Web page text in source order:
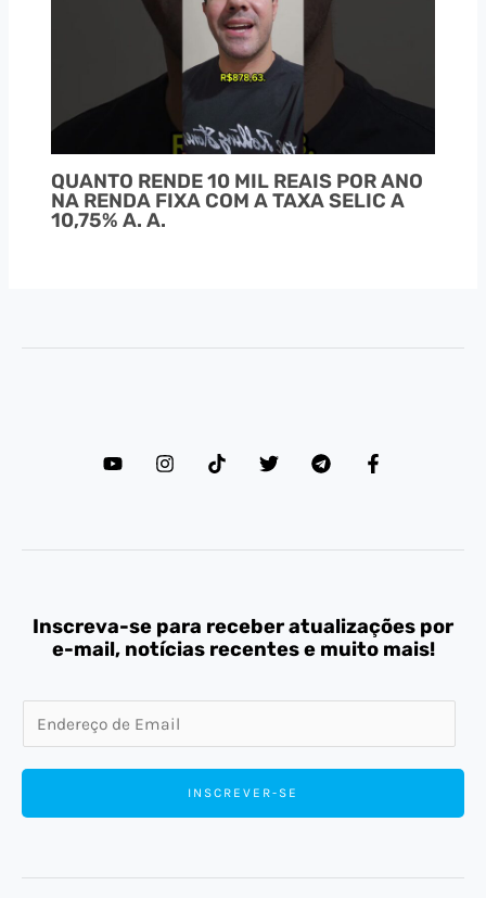
QUANTO RENDE 10 MIL REAIS POR ANO
NA RENDA FIXA COM A TAXA SELIC A
10,75% A. A.
Inscreva-se para receber atualizações por
e-mail, notícias recentes e muito mais!
m
a
INSCREVER-SE